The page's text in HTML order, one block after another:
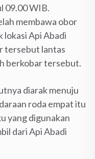
09.00 WIB.
membawa obor
Api Abadi
tersebut lantas
berkobar tersebut.
diarak menuju
roda empat itu
yang digunakan
dari Api Abadi